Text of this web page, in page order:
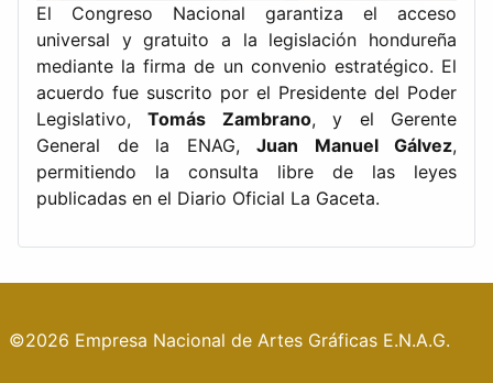
El Congreso Nacional garantiza el acceso
universal y gratuito a la legislación hondureña
mediante la firma de un convenio estratégico. El
acuerdo fue suscrito por el Presidente del Poder
Legislativo,Tomás Zambrano, y el Gerente
General de la ENAG, Juan Manuel Gálvez,
permitiendo la consulta libre de las leyes
publicadas en el Diario Oficial La Gaceta.
©2026 Empresa Nacional de Artes Gráficas E.N.A.G.